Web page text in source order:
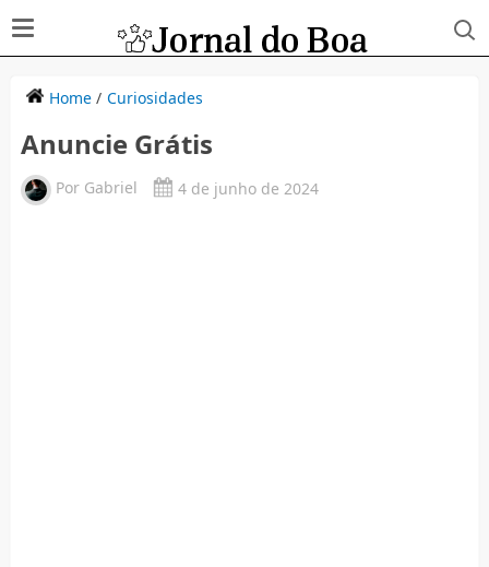
Home/ Curiosidades
Anuncie Grátis
Por Gabriel 4 de junho de 2024